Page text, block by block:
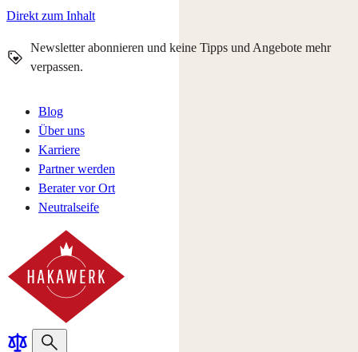
Direkt zum Inhalt
Newsletter abonnieren und keine Tipps und Angebote mehr
verpassen.
Blog
Über uns
Karriere
Partner werden
Berater vor Ort
Neutralseife